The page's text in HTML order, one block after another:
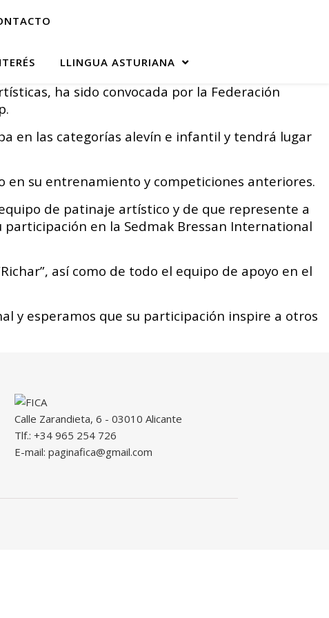
LLINGUA ASTURIANA
ha sido convocada por la Federación
en las categorías alevín e infantil y tendrá lugar
en su entrenamiento y competiciones anteriores.
de patinaje artístico y de que represente a
en la Sedmak Bressan International
así como de todo el equipo de apoyo en el
y esperamos que su participación inspire a otros
Calle Zarandieta, 6 - 03010 Alicante
Tlf.: +34 965 254 726
E-mail: paginafica@gmail.com